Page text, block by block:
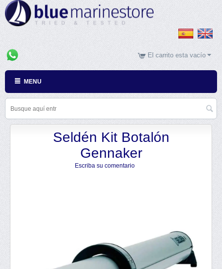
El carrito esta vacío
MENU
Seldén Kit Botalón
Gennaker
Escriba su comentario